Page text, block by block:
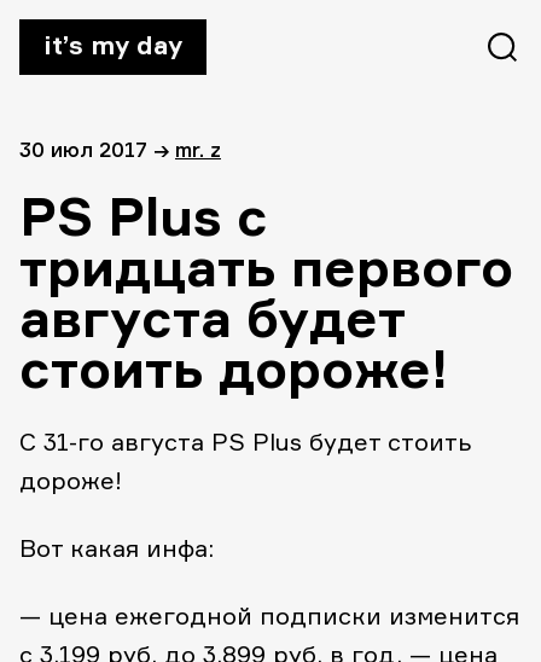
it’s my day
30 июл 2017 → mr. z
PS Plus с
тридцать первого
августа будет
стоить дороже!
С 31-го августа PS Plus будет стоить
дороже!
Вот какая инфа:
— цена ежегодной подписки изменится
с 3.199 руб. до 3.899 руб. в год. — цена